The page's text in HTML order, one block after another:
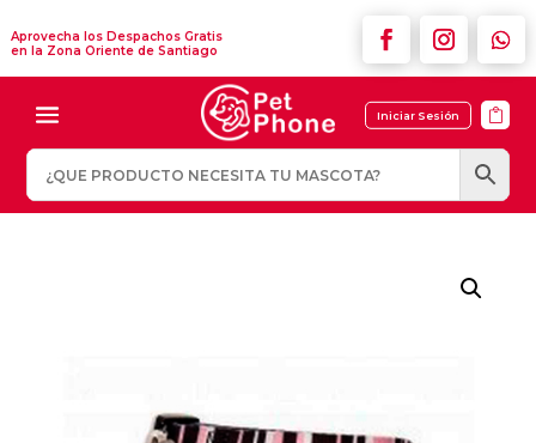
Aprovecha los Despachos Gratis
en la Zona Oriente de Santiago
Iniciar Sesión 